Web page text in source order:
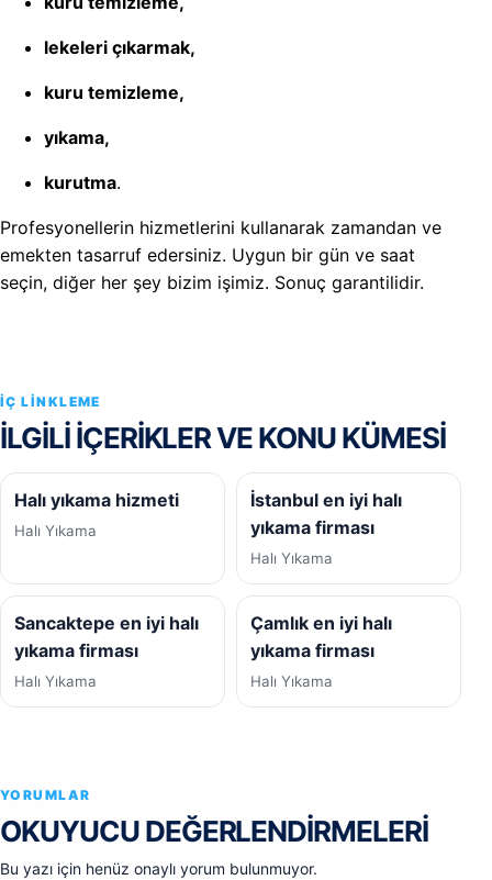
lekeleri çıkarmak,
kuru temizleme,
yıkama,
kurutma.
Profesyonellerin hizmetlerini kullanarak zamandan ve
emekten tasarruf edersiniz. Uygun bir gün ve saat
seçin, diğer her şey bizim işimiz. Sonuç garantilidir.
İÇ LINKLEME
İLGILI IÇERIKLER VE KONU KÜMESI
Halı yıkama hizmeti
Halı Yıkama
İstanbul en iyi halı
yıkama firması
Halı Yıkama
Sancaktepe en iyi halı
yıkama firması
Halı Yıkama
Çamlık en iyi halı
yıkama firması
Halı Yıkama
YORUMLAR
OKUYUCU DEĞERLENDIRMELERI
Bu yazı için henüz onaylı yorum bulunmuyor.